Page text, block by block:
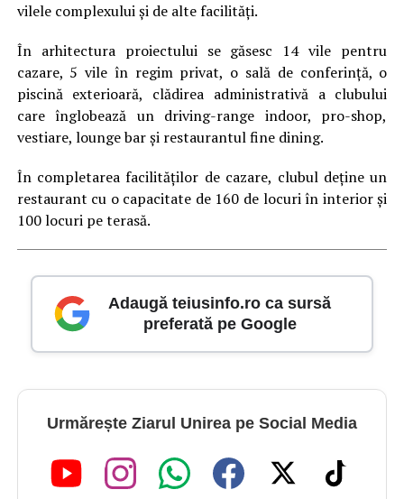
vilele complexului şi de alte facilităţi.
În arhitectura proiectului se găsesc 14 vile pentru
cazare, 5 vile în regim privat, o sală de conferinţă, o
piscină exterioară, clădirea administrativă a clubului
care înglobează un driving-range indoor, pro-shop,
vestiare, lounge bar şi restaurantul fine dining.
În completarea facilităţilor de cazare, clubul deţine un
restaurant cu o capacitate de 160 de locuri în interior şi
100 locuri pe terasă.
Adaugă teiusinfo.ro ca sursă
preferată pe Google
Urmărește Ziarul Unirea pe Social Media